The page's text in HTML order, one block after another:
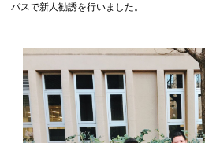
パスで新人勧誘を行いました。